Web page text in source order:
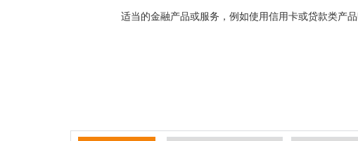
适当的金融产品或服务，例如使用信用卡或贷款类产